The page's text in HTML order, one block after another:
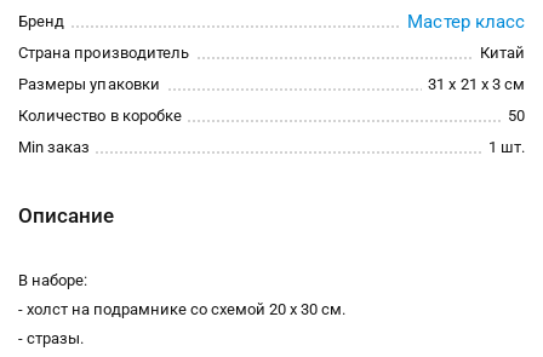
Бренд
Мастер класс
Страна производитель
Китай
Размеры упаковки
31 x 21 x 3 см
Количество в коробке
50
Min заказ
1 шт.
Описание
В наборе:
- холст на подрамнике со схемой 20 х 30 см.
- стразы.